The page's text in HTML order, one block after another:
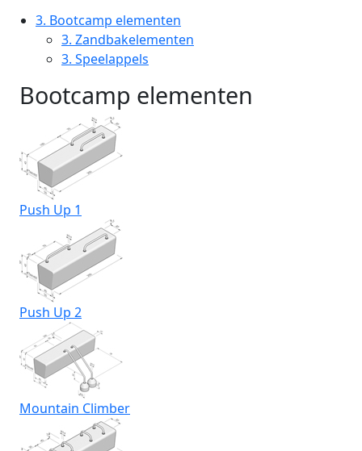
3. Bootcamp elementen
3. Zandbakelementen
3. Speelappels
Bootcamp elementen
Push Up 1
Push Up 2
Mountain Climber